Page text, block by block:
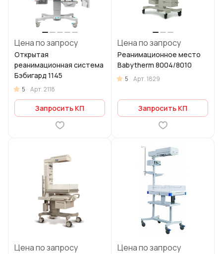
Цена по запросу
Открытая
реанимационная система
Бэбигард 1145
5 Арт.2118
Запросить КП
Цена по запросу
Реанимационное место
Babytherm 8004/8010
5 Арт.1829
Запросить КП
Цена по запросу Цена по запросу